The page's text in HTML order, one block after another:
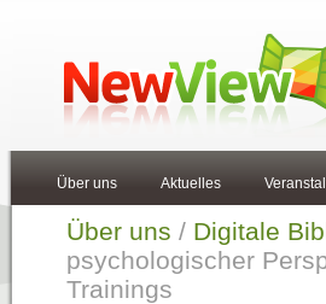
Über uns Aktuelles
Über uns / Digitale
psychologischer
Trainings